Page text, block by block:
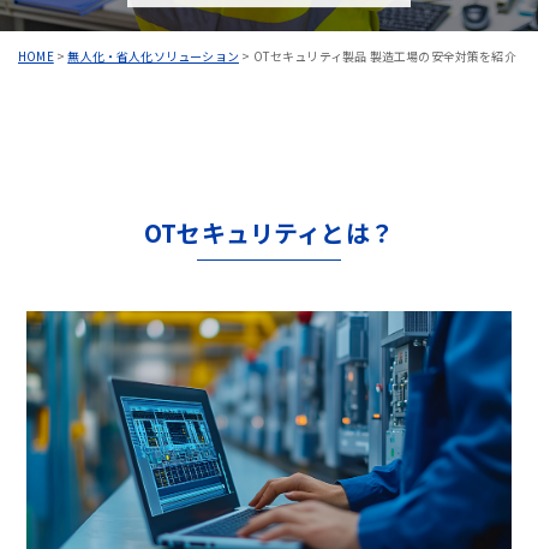
HOME>無人化・省人化ソリューション > OTセキュリティ製品 製造工場の安全対策を紹介
OTセキュリティとは？